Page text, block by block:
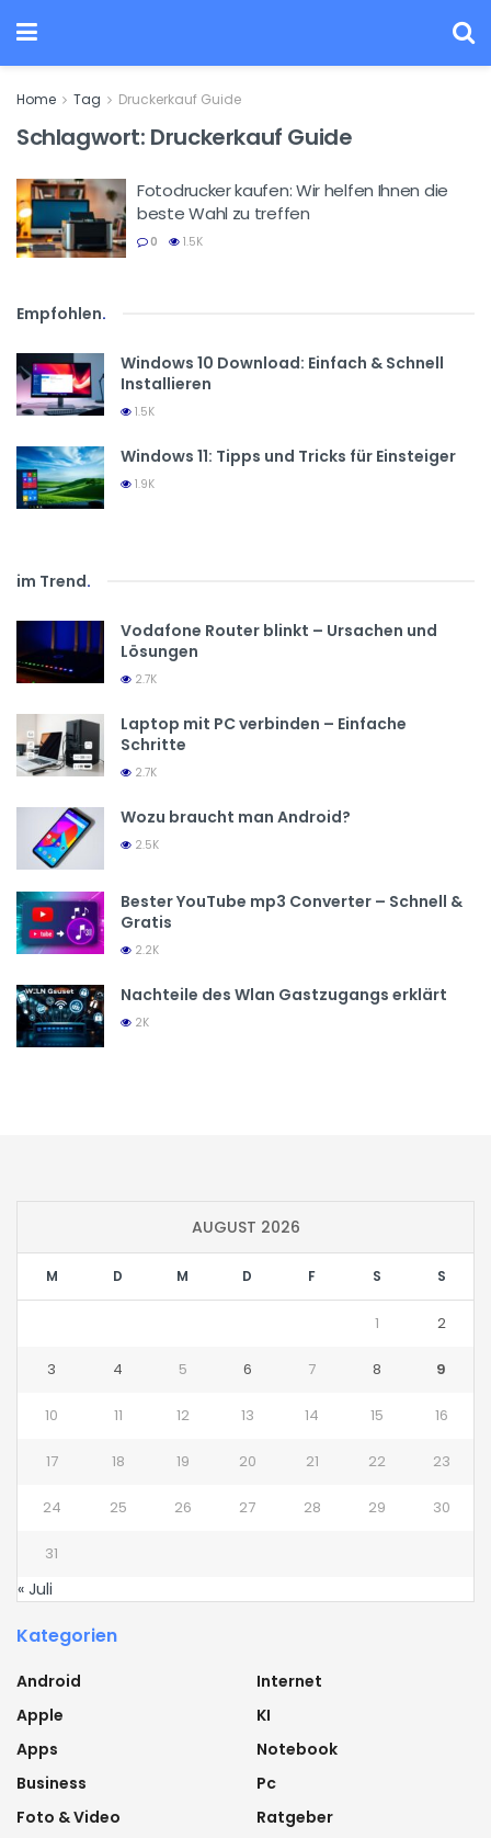
Home Tag Druckerkauf Guide
Schlagwort: Druckerkauf Guide
Fotodrucker kaufen: Wir helfen Ihnen die
beste Wahl zu treffen
0 1.5K
Empfohlen.
Windows 10 Download: Einfach & Schnell
Installieren
1.5K
Windows 11: Tipps und Tricks für Einsteiger
1.9K
im Trend.
Vodafone Router blinkt – Ursachen und
Lösungen
2.7K
Laptop mit PC verbinden – Einfache
Schritte
2.7K
Wozu braucht man Android?
2.5K
Bester YouTube mp3 Converter – Schnell &
Gratis
2.2K
Nachteile des Wlan Gastzugangs erklärt
2K
AUGUST 2026
M D M D F S S
1 2
3 4 5 6 7 8 9
10 11 12 13 14 15 16
17 18 19 20 21 22 23
24 25 26 27 28 29 30
31
« Juli
Kategorien
Android
Apple
Apps
Business
Foto & Video
Internet
KI
Notebook
Pc
Ratgeber